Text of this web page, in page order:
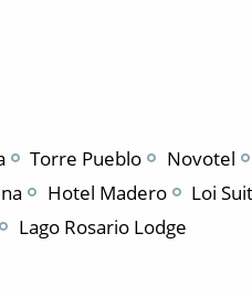
Torre Pueblo Novotel
Hotel Madero
Loi
Lago Rosario Lodge